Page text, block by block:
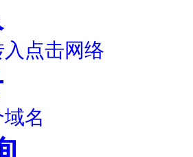
点击网络
名